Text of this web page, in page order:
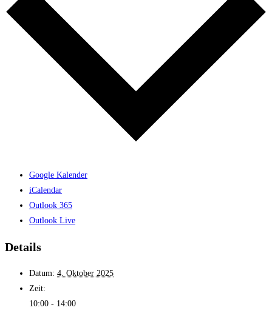
Google Kalender
iCalendar
Outlook 365
Outlook Live
Details
Datum: 4. Oktober 2025
Zeit:
10:00 - 14:00